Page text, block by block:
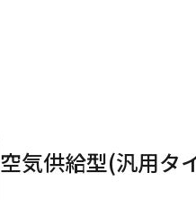
空気供給型(汎用タ